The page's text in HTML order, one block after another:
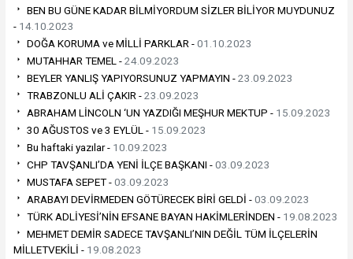
BEN BU GÜNE KADAR BİLMİYORDUM SİZLER BİLİYOR MUYDUNUZ
- 14.10.2023
DOĞA KORUMA ve MİLLİ PARKLAR -01.10.2023
MUTAHHAR TEMEL -24.09.2023
BEYLER YANLIŞ YAPIYORSUNUZ YAPMAYIN -23.09.2023
TRABZONLU ALİ ÇAKIR -23.09.2023
ABRAHAM LİNCOLN ‘UN YAZDIĞI MEŞHUR MEKTUP - 15.09.2023
30 AĞUSTOS ve 3 EYLÜL - 15.09.2023
Bu haftaki yazılar - 10.09.2023
CHP TAVŞANLI’DA YENİ İLÇE BAŞKANI -03.09.2023
MUSTAFA SEPET -03.09.2023
ARABAYI DEVİRMEDEN GÖTÜRECEK BİRİ GELDİ -03.09.2023
TÜRK ADLİYESİ’NİN EFSANE BAYAN HAKİMLERİNDEN - 19.08.2023
MEHMET DEMİR SADECE TAVŞANLI’NIN DEĞİL TÜM İLÇELERİN
MİLLETVEKİLİ - 19.08.2023